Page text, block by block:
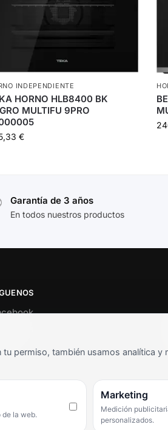
INDEPENDIENTE
HORNO HLB8400 BK
MULTIFU 9PRO
€
Garantía de 3 años
En todos nuestros productos
permiso, también usamos analítica y
de la web.
Marketing
Medición
personalizados.